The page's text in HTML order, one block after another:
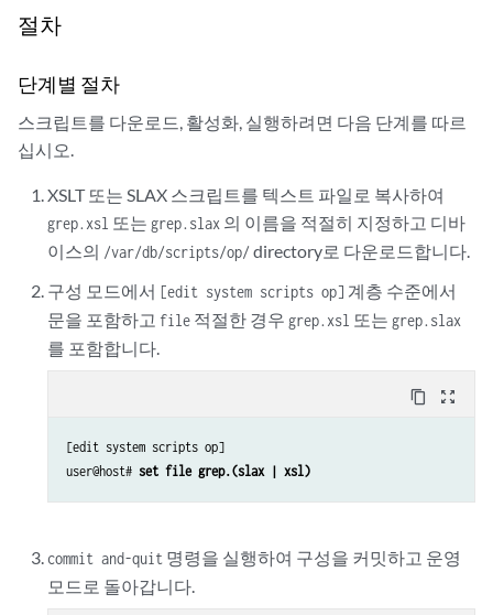
                    <xsl:otherwise>
                              <xsl:call-template name="jcs:grep">
<xsl:with-param name="pattern"
                              </xsl:call-template>
<xsl:variable xmlns:ext="http://
name="results" select="ext:node-
                         <output>
                         </output>
                         <xsl:for-each select="$results//input">
                              <output>
                                   <xsl:value-of select="."/>
                    </xsl:otherwise>
               </xsl:choose>
match / {
     <op-script-results> {
          if ($filename = '') {
               <xnm:error> {
<message> "missing mandatory argument
               }
          }
          else if ($pattern = '') {
               <xnm:error> {
                    <message> "missing mandatory argument 'pattern'";
var $results := { call jcs:grep($filename, $pattern);
<output> "Search for " _ $pattern _ " in " _
                    <output> .;
               }
          }
절차
단계별 절차
스크립트를 다운로드, 활성화, 실행하려면 다음 단계를 따르
십시오.
XSLT 또는 SLAX 스크립트를 텍스트 파일로 복사하여
grep.xsl 또는 grep.slax 의 이름을 적절히 지정하고 디바
이스의 /var/db/scripts/op/directory로 다운로드합니다.
구성 모드에서 [edit system scripts op] 계층 수준에서
문을 포함하고 file 적절한 경우 grep.xsl 또는 grep.slax
를 포함합니다.
content_copy zoom_out_map
[edit system scripts op]
user@host# set file grep.(slax | xsl)
commit and-quit 명령을 실행하여 구성을 커밋하고 운영
모드로 돌아갑니다.